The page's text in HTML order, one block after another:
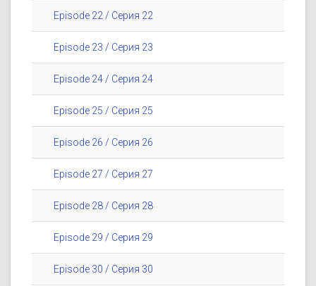
Episode 22 / Серия 22
Episode 23 / Серия 23
Episode 24 / Серия 24
Episode 25 / Серия 25
Episode 26 / Серия 26
Episode 27 / Серия 27
Episode 28 / Серия 28
Episode 29 / Серия 29
Episode 30 / Серия 30